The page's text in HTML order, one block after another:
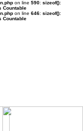
on line 590: sizeof():
Countable
on line 646: sizeof():
Countable